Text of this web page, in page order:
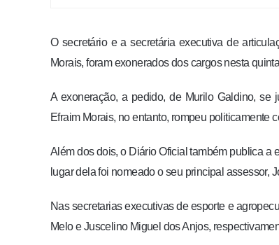
O secretário e a secretária executiva de
Morais, foram exonerados dos cargos nesta
A exoneração, a pedido, de Murilo Galdino, se
Efraim Morais, no entanto, rompeu politicamente
Além dos dois, o Diário Oficial também publica a
lugar dela foi nomeado o seu principal assessor,
Nas secretarias executivas de esporte e
Melo e Juscelino Miguel dos Anjos,